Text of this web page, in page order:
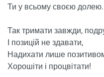
Ти у всьому своєю долею.
Так тримати завжди,
І позицій не здавати,
Надихати лише
Хорошіти і процвітати!